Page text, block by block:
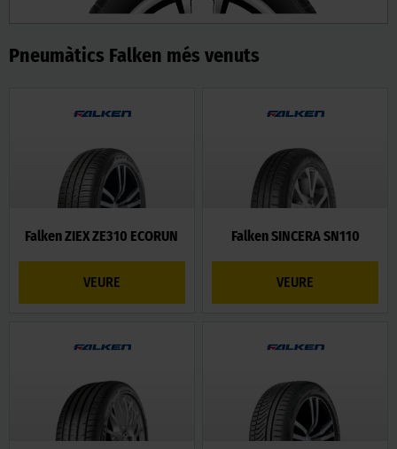
Pneumàtics Falken més venuts
Falken ZIEX ZE310 ECORUN
VEURE
Falken SINCERA SN110
VEURE